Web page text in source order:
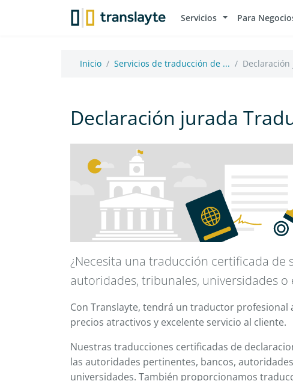
Servicios Para
Inicio Servicios de traducción de ...
Declaración jurada
¿Necesita una traducción certificada de
autoridades, tribunales, universidades o
Con Translayte, tendrá un traductor profesional
precios atractivos y excelente servicio al cliente.
Nuestras traducciones certificadas de
las autoridades pertinentes, bancos,
universidades. También proporcionamos